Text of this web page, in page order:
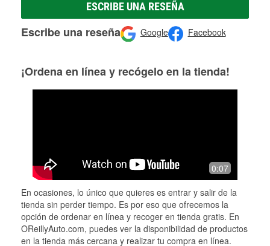
ESCRIBE UNA RESEÑA
Escribe una reseña Google Facebook
¡Ordena en línea y recógelo en la tienda!
0:07
En ocasiones, lo único que quieres es entrar y salir de la
tienda sin perder tiempo. Es por eso que ofrecemos la
opción de ordenar en línea y recoger en tienda gratis. En
OReillyAuto.com, puedes ver la disponibilidad de productos
en la tienda más cercana y realizar tu compra en línea.